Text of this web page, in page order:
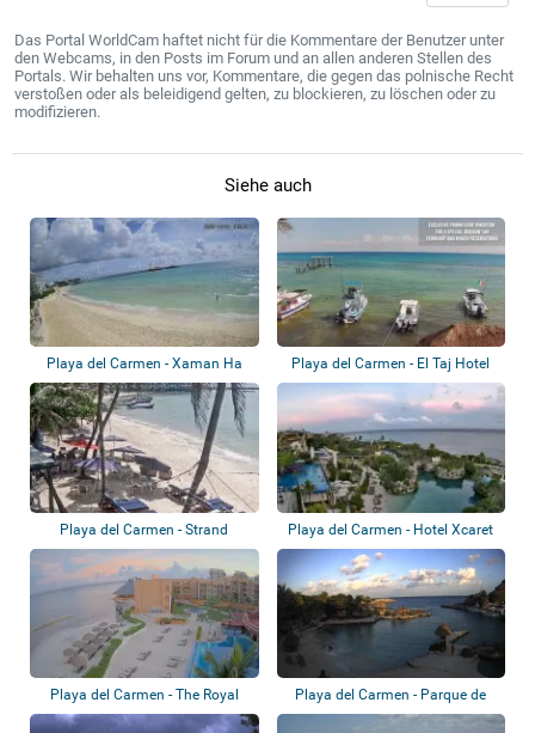
Das Portal WorldCam haftet nicht für die Kommentare der Benutzer unter
den Webcams, in den Posts im Forum und an allen anderen Stellen des
Portals. Wir behalten uns vor, Kommentare, die gegen das polnische Recht
verstoßen oder als beleidigend gelten, zu blockieren, zu löschen oder zu
modifizieren.
Siehe auch
Playa del Carmen - Xaman Ha
Condominiums
Playa del Carmen - El Taj Hotel
Playa del Carmen - Strand
Playa del Carmen - Hotel Xcaret
México
Playa del Carmen - The Royal
Haciendas -...
Playa del Carmen - Parque de
Xcaret